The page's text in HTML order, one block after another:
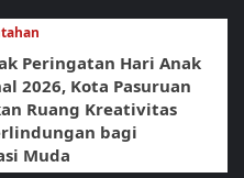
Peringatan Hari Anak
2026, Kota Pasuruan
Ruang Kreativitas
bagi
Muda